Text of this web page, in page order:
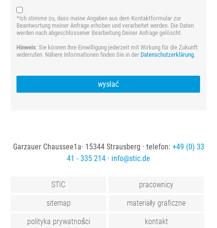
*Ich stimme zu, dass meine Angaben aus dem Kontaktformular zur
Beantwortung meiner Anfrage erhoben und verarbeitet werden. Die Daten
werden nach abgeschlossener Bearbeitung Deiner Anfrage gelöscht.
Hinweis: Sie können Ihre Einwilligung jederzeit mit Wirkung für die Zukunft
widerrufen. Nähere Informationen finden Sie in der Datenschutzerklärung.
wysłać
Garzauer Chaussee1a· 15344 Strausberg · telefon: +49 (0) 33
41 - 335 214 · info@stic.de
STIC pracownicy
sitemap materiały graficzne
polityka prywatności kontakt